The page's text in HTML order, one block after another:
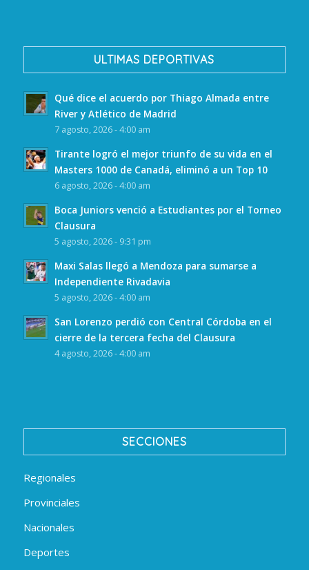
ULTIMAS DEPORTIVAS
Qué dice el acuerdo por Thiago Almada entre
River y Atlético de Madrid
7 agosto, 2026 - 4:00 am
Tirante logró el mejor triunfo de su vida en el
Masters 1000 de Canadá, eliminó a un Top 10
6 agosto, 2026 - 4:00 am
Boca Juniors venció a Estudiantes por el Torneo
Clausura
5 agosto, 2026 - 9:31 pm
Maxi Salas llegó a Mendoza para sumarse a
Independiente Rivadavia
5 agosto, 2026 - 4:00 am
San Lorenzo perdió con Central Córdoba en el
cierre de la tercera fecha del Clausura
4 agosto, 2026 - 4:00 am
SECCIONES
Regionales
Provinciales
Nacionales
Deportes